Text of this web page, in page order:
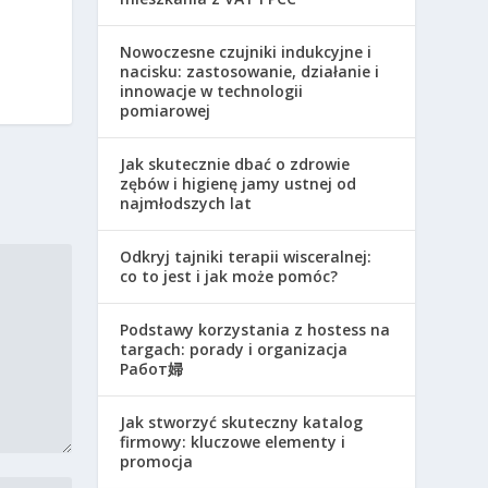
Nowoczesne czujniki indukcyjne i
nacisku: zastosowanie, działanie i
innowacje w technologii
pomiarowej
Jak skutecznie dbać o zdrowie
zębów i higienę jamy ustnej od
najmłodszych lat
Odkryj tajniki terapii wisceralnej:
co to jest i jak może pomóc?
Podstawy korzystania z hostess na
targach: porady i organizacja
Работ婦
Jak stworzyć skuteczny katalog
firmowy: kluczowe elementy i
promocja